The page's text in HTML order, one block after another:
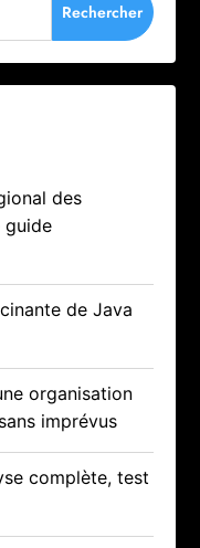
Rechercher
des
guide
de Java
organisation
imprévus
complète, test